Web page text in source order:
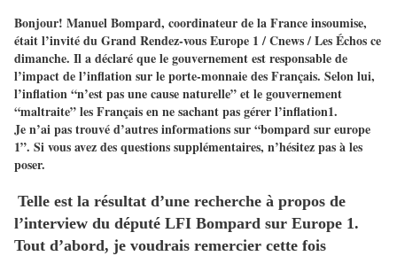
Bonjour‭! ‬Manuel Bompard,‭ ‬coordinateur de la France insoumise,‭
‬était l’invité du Grand Rendez-vous Europe‭ ‬1‭ ‬/‭ ‬Cnews‭ ‬/‭ ‬Les Échos ce
dimanche.‭ ‬Il a déclaré que le gouvernement est responsable de
l’impact de l’inflation sur le porte-monnaie des Français.‭ ‬Selon lui,‭
‬l’inflation‭ “‬n’est pas une cause naturelle‭” ‬et le gouvernement‭
“‬maltraite‭” ‬les Français en ne sachant pas gérer l’inflation1.
Je n’ai pas trouvé d’autres informations sur‭ “‬bompard sur europe‭
‬1‭”‬.‭ ‬Si vous avez des questions supplémentaires,‭ ‬n’hésitez pas à les
poser.
‬Telle est la résultat d’une recherche à propos de
l’interview du député LFI Bompard sur Europe‭ ‬1.
Tout d’abord,‭ ‬je voudrais remercier cette fois